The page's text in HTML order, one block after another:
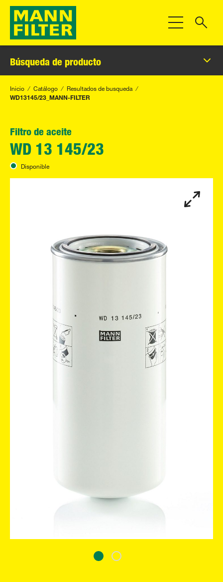
Toggle
Búsqueda de producto
Inicio Catálogo Resultados de busqueda
WD13145/23_MANN-FILTER
Filtro de aceite
WD 13 145/23
Disponible